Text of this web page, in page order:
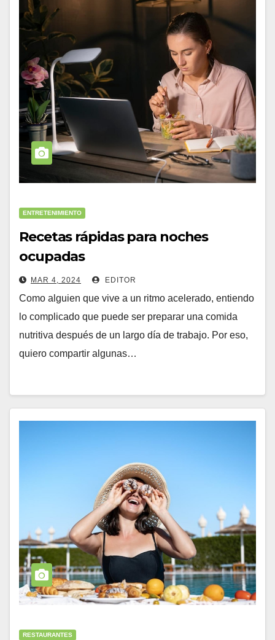
ENTRETENIMIENTO
Recetas rápidas para noches
ocupadas
MAR 4, 2024 EDITOR
Como alguien que vive a un ritmo acelerado, entiendo
lo complicado que puede ser preparar una comida
nutritiva después de un largo día de trabajo. Por eso,
quiero compartir algunas…
RESTAURANTES